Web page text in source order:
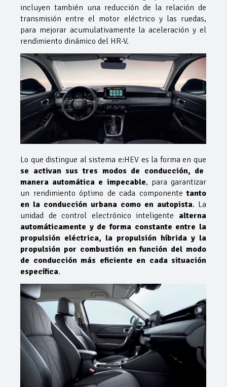
incluyen también una reducción de la relación de
transmisión entre el motor eléctrico y las ruedas,
para mejorar acumulativamente la aceleración y el
rendimiento dinámico del HR-V.
Lo que distingue al sistema e:HEV es la forma en que
se activan sus tres modos de conducción, de
manera automática e impecable, para garantizar
un rendimiento óptimo de cada componentetanto
en la conducción urbana como en autopista. La
unidad de control electrónico inteligente alterna
automáticamente y de forma constante entre la
propulsión eléctrica, la propulsión híbrida y la
propulsión por combustión en función del modo
de conducción más eficiente en cada situación
específica.